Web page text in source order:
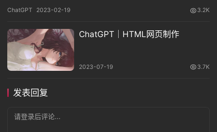
ChatGPT 2023-02-19 3.2K
ChatGPT｜HTML网页制作
2023-07-19 3.7K
发表回复
请登录后评论...